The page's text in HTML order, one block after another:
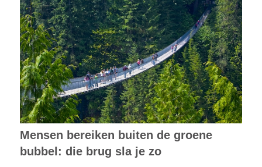
Mensen bereiken buiten de groene
bubbel: die brug sla je zo